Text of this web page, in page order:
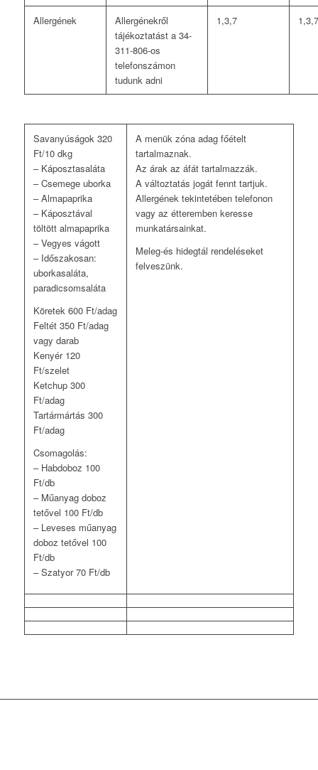
Allergének
Allergénekről
tájékoztatást a 34-
311-806-os
telefonszámon
tudunk adni
1,3,7 1,3,7
Savanyúságok 320
Ft/10 dkg
– Káposztasaláta
– Csemege uborka
– Almapaprika
– Káposztával
töltött almapaprika
– Vegyes vágott
– Időszakosan:
uborkasaláta,
paradicsomsaláta
Köretek 600 Ft/adag
Feltét 350 Ft/adag
vagy darab
Kenyér 120
Ft/szelet
Ketchup 300
Ft/adag
Tartármártás 300
Ft/adag
Csomagolás:
– Habdoboz 100
Ft/db
– Műanyag doboz
tetővel 100 Ft/db
– Leveses műanyag
doboz tetővel 100
Ft/db
– Szatyor 70 Ft/db
A menük zóna adag főételt
tartalmaznak.
Az árak az áfát tartalmazzák.
A változtatás jogát fennt tartjuk.
Allergének tekintetében telefonon
vagy az étteremben keresse
munkatársainkat.
Meleg-és hidegtál rendeléseket
felveszünk.